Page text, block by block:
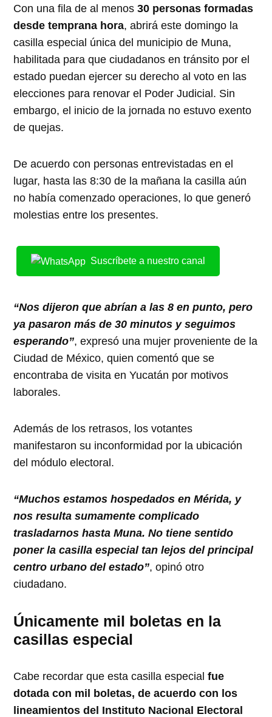
Con una fila de al menos30 personas formadas
desde temprana hora, abrirá este domingo la
casilla especial única del municipio de Muna,
habilitada para que ciudadanos en tránsito por el
estado puedan ejercer su derecho al voto en las
elecciones para renovar el Poder Judicial. Sin
embargo, el inicio de la jornada no estuvo exento
de quejas.
De acuerdo con personas entrevistadas en el
lugar, hasta las 8:30 de la mañana la casilla aún
no había comenzado operaciones, lo que generó
molestias entre los presentes.
Suscríbete a nuestro canal
“Nos dijeron que abrían a las 8 en punto, pero
ya pasaron más de 30 minutos y seguimos
esperando”, expresó una mujer proveniente de la
Ciudad de México, quien comentó que se
encontraba de visita en Yucatán por motivos
laborales.
Además de los retrasos, los votantes
manifestaron su inconformidad por la ubicación
del módulo electoral.
“Muchos estamos hospedados en Mérida, y
nos resulta sumamente complicado
trasladarnos hasta Muna. No tiene sentido
poner la casilla especial tan lejos del principal
centro urbano del estado”, opinó otro
ciudadano.
Únicamente mil boletas en la
casillas especial
Cabe recordar que esta casilla especialfue
dotada con mil boletas, de acuerdo con los
lineamientos del Instituto Nacional Electoral